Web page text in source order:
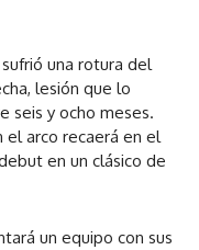
una rotura del
lesión que lo
seis y ocho meses.
el arco recaerá en el
en un clásico de
un equipo con sus